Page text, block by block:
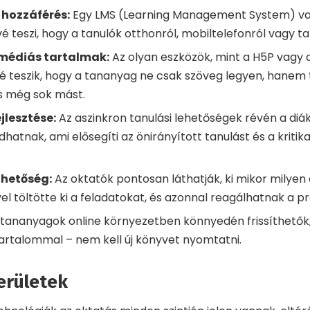
Egy LMS (Learning Management System)
teszi, hogy a tanulók otthonról, mobiltelefonról vagy
tartalmak:Az olyan eszközök, mint a H5P vagy
teszik, hogy a tananyag ne csak szöveg legyen,
még sok mást.
Az aszinkron tanulási lehetőségek révén a
ami elősegíti az önirányított tanulást és a
Az oktatók pontosan láthatják, ki mikor
töltötte ki a feladatokat, és azonnal reagálhatnak a
online környezetben könnyedén
– nem kell új könyvet nyomtatni.